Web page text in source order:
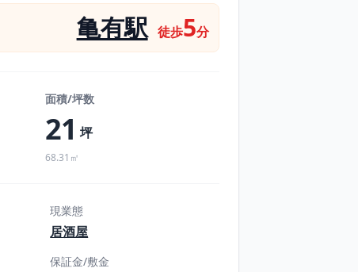
亀有駅 徒歩5分
面積/坪数
21 坪
68.31㎡
現業態
居酒屋
保証金/敷金